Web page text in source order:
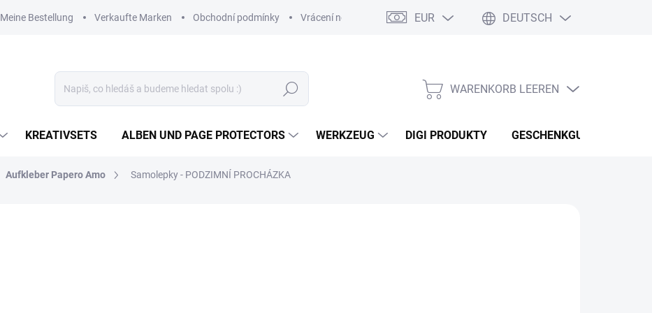
Meine Bestellung Verkaufte Marken Obchodní podmínky Vrácení nebo reklamace zboží Podmínky ochrany osobních údajů
EUR DEUTSCH
Suchen WARENKORB
WARENKORB LEEREN
KREATIVSETS ALBEN UND PAGE PROTECTORS WERKZEUG DIGI PRODUKTY GESCHENKGUTSCHEINEN
Aufkleber Papero Amo Samolepky - PODZIMNÍ PROCHÁZKA